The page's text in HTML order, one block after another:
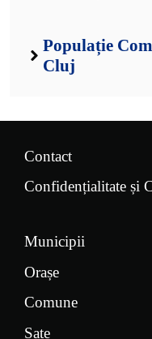
Populație
Cluj
Contact
Confidențialitate și
Municipii
Orașe
Comune
Sate